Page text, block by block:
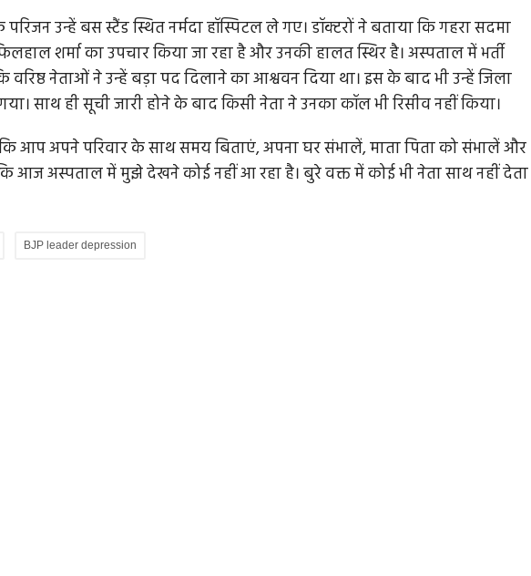
उन्हें बस स्टैंड स्थित नर्मदा हॉस्पिटल ले गए। डॉक्टरों ने बताया कि गहरा सदमा
शर्मा का उपचार किया जा रहा है और उनकी हालत स्थिर है। अस्पताल में भर्ती
वरिष्ठ नेताओं ने उन्हें बड़ा पद दिलाने का आश्ववन दिया था। इस के बाद भी उन्हें जिला
साथ ही सूची जारी होने के बाद किसी नेता ने उनका कॉल भी रिसीव नहीं किया।
आप अपने परिवार के साथ समय बिताएं, अपना घर संभालें, माता पिता को संभालें और
आज अस्पताल में मुझे देखने कोई नहीं आ रहा है। बुरे वक्त में कोई भी नेता साथ नहीं देता
BJP leader depression